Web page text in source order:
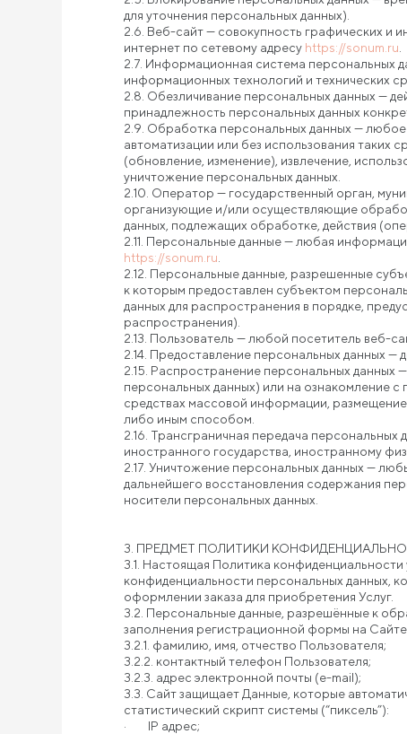
для уточнения персональных данных).
2.6. Веб-сайт — совокупность графических и
интернет по сетевому адресу https://sonum.ru
2.7. Информационная система персональных
информационных технологий и технических
2.8. Обезличивание персональных данных —
принадлежность персональных данных
2.9. Обработка персональных данных —
автоматизации или без использования таких
(обновление, изменение), извлечение,
уничтожение персональных данных.
2.10. Оператор — государственный орган,
организующие и/или осуществляющие
данных, подлежащих обработке, действия
2.11. Персональные данные — любая
https://sonum.ru
2.12. Персональные данные, разрешенные
к которым предоставлен субъектом
данных для распространения в порядке,
распространения).
2.13. Пользователь — любой посетитель веб-
2.14. Предоставление персональных данных —
2.15. Распространение персональных данных
персональных данных) или на ознакомление
средствах массовой информации,
либо иным способом.
2.16. Трансграничная передача
иностранного государства, иностранному
2.17. Уничтожение персональных данных —
дальнейшего восстановления содержания
носители персональных данных.
3. ПРЕДМЕТ ПОЛИТИКИ
3.1. Настоящая Политика
конфиденциальности персональных данных,
оформлении заказа для приобретения Услуг.
3.2. Персональные данные, разрешённые к
заполнения регистрационной формы на Сайте
3.2.1. фамилию, имя, отчество Пользователя;
3.2.2. контактный телефон Пользователя;
3.2.3. адрес электронной почты (e-mail);
3.3. Сайт защищает Данные, которые
статистический скрипт системы (“пиксель”):
· IP адрес;